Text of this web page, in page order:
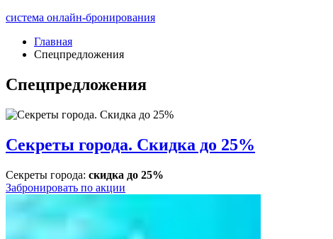
система онлайн-бронирования
Главная
Спецпредложения
Спецпредложения
Секреты города. Скидка до 25%
Секреты города: скидка до 25%
Забронировать по акции